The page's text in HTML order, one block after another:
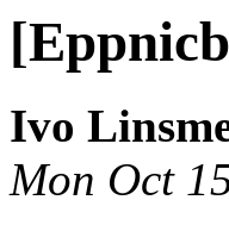
Ivo
Mon Oct